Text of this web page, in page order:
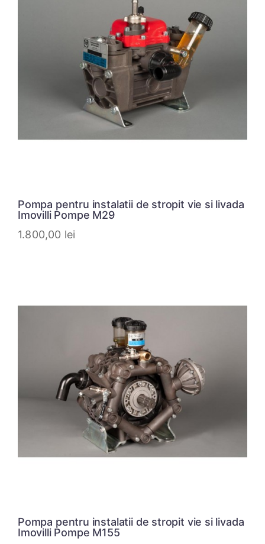
Pompa pentru instalatii de stropit vie si livada
Imovilli Pompe M29
1.800,00 lei
Pompa pentru instalatii de stropit vie si livada
Imovilli Pompe M155